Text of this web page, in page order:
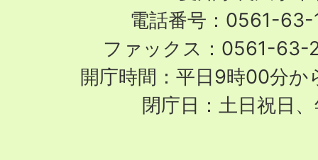
電話番号：0561-63-
ファックス：0561-63-
開庁時間：平日9時00分か
閉庁日：土日祝日